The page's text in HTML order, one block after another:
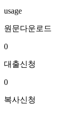
usage
원문다운로드
0
대출신청
0
복사신청